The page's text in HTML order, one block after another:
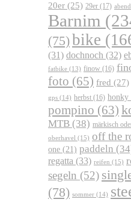
20er (25) 29er (17) abend
Barnim
(75)bike
(31) dochnoch (32)
fatbike (13) finow (16)
foto (65) fred (27)
gps (14) herbst (16) honky
pompino (63)
MTB (38) märkisch
oberhavel (15) off the
one (21) paddeln
regatta (33) reifen (15)
segeln (52)
(78) sommer (14)